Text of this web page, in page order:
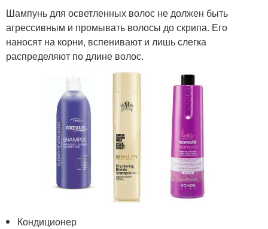
Шампунь для осветленных волос не должен быть
агрессивным и промывать волосы до скрипа. Его
наносят на корни, вспенивают и лишь слегка
распределяют по длине волос.
Кондиционер